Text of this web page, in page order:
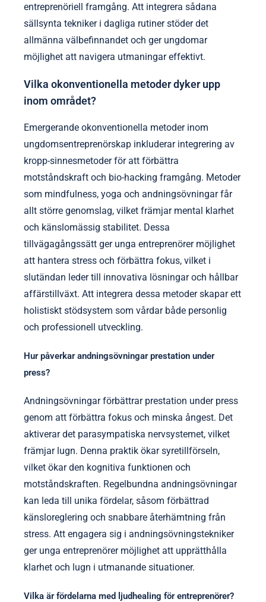
entreprenöriell framgång. Att integrera sådana
sällsynta tekniker i dagliga rutiner stöder det
allmänna välbefinnandet och ger ungdomar
möjlighet att navigera utmaningar effektivt.
Vilka okonventionella metoder dyker upp
inom området?
Emergerande okonventionella metoder inom
ungdomsentreprenörskap inkluderar integrering av
kropp-sinnesmetoder för att förbättra
motståndskraft och bio-hacking framgång. Metoder
som mindfulness, yoga och andningsövningar får
allt större genomslag, vilket främjar mental klarhet
och känslomässig stabilitet. Dessa
tillvägagångssätt ger unga entreprenörer möjlighet
att hantera stress och förbättra fokus, vilket i
slutändan leder till innovativa lösningar och hållbar
affärstillväxt. Att integrera dessa metoder skapar ett
holistiskt stödsystem som vårdar både personlig
och professionell utveckling.
Hur påverkar andningsövningar prestation under
press?
Andningsövningar förbättrar prestation under press
genom att förbättra fokus och minska ångest. Det
aktiverar det parasympatiska nervsystemet, vilket
främjar lugn. Denna praktik ökar syretillförseln,
vilket ökar den kognitiva funktionen och
motståndskraften. Regelbundna andningsövningar
kan leda till unika fördelar, såsom förbättrad
känsloreglering och snabbare återhämtning från
stress. Att engagera sig i andningsövningstekniker
ger unga entreprenörer möjlighet att upprätthålla
klarhet och lugn i utmanande situationer.
Vilka är fördelarna med ljudhealing för entreprenörer?